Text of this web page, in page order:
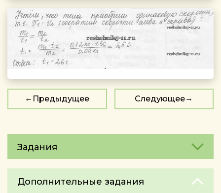
Предыдущее Следующее
Задания
Дополнительные задания